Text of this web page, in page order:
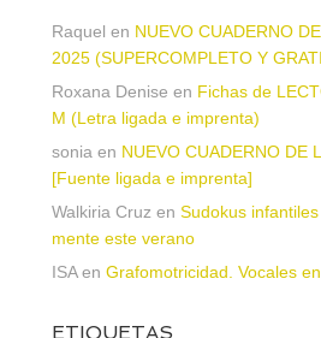
Raquel en NUEVO CUADERNO
2025 (SUPERCOMPLETO Y
Roxana Denise en Fichas de
M (Letra ligada e imprenta)
sonia en NUEVO CUADERNO DE
[Fuente ligada e imprenta]
Walkiria Cruz en Sudokus
mente este verano
ISAen Grafomotricidad. Vocales
ETIQUETAS